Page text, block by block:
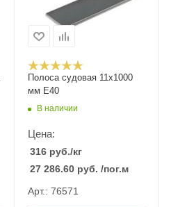
Полоса судовая 11х1000
мм E40
В наличии
Цена:
316 руб./кг
27 286.60 руб. /пог.м
Арт.: 76571